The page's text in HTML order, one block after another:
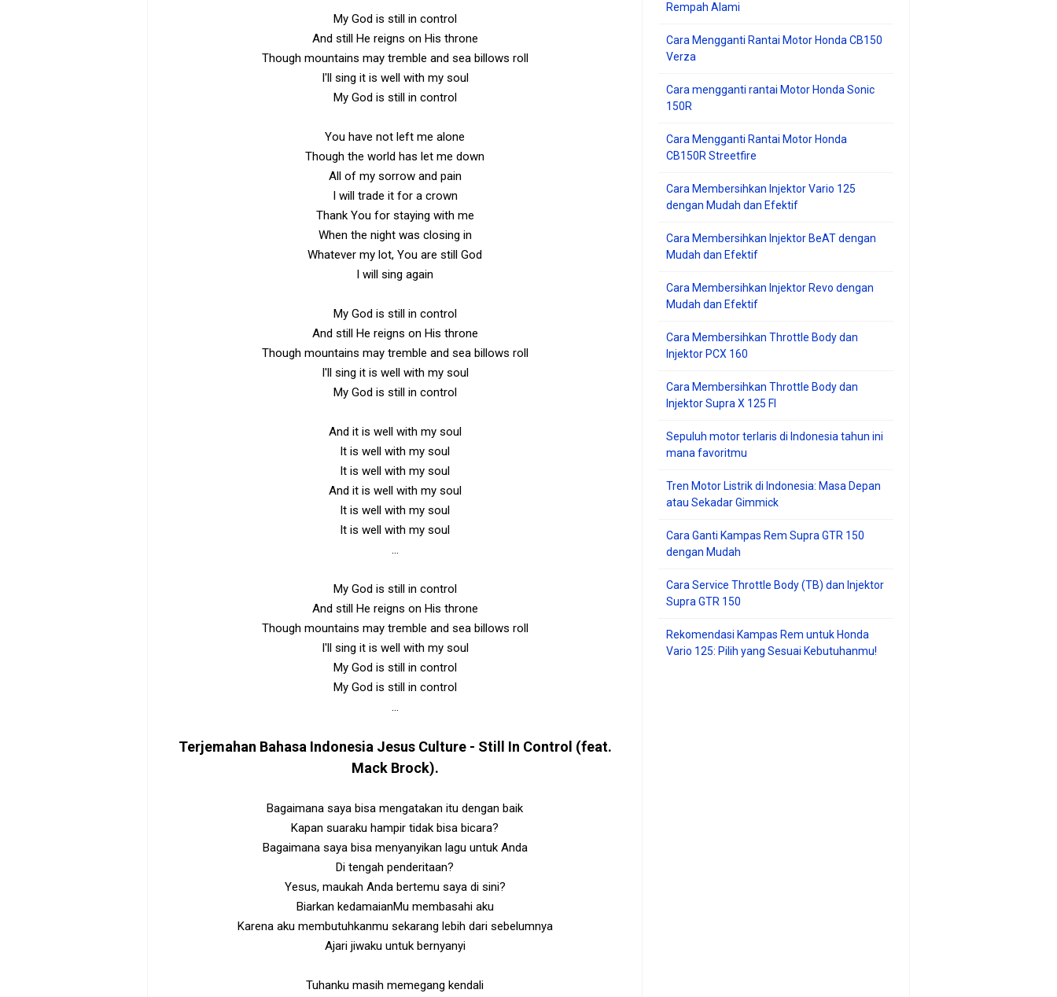
My God is still in control
And still He reigns on His throne
Though mountains may tremble and sea billows roll
I'll sing it is well with my soul
My God is still in control
You have not left me alone
Though the world has let me down
All of my sorrow and pain
I will trade it for a crown
Thank You for staying with me
When the night was closing in
Whatever my lot, You are still God
I will sing again
My God is still in control
And still He reigns on His throne
Though mountains may tremble and sea billows roll
I'll sing it is well with my soul
My God is still in control
And it is well with my soul
It is well with my soul
It is well with my soul
And it is well with my soul
It is well with my soul
It is well with my soul
...
My God is still in control
And still He reigns on His throne
Though mountains may tremble and sea billows roll
I'll sing it is well with my soul
My God is still in control
My God is still in control
...
Terjemahan Bahasa Indonesia Jesus Culture - Still In Control (feat.
Mack Brock).
Bagaimana saya bisa mengatakan itu dengan baik
Kapan suaraku hampir tidak bisa bicara?
Bagaimana saya bisa menyanyikan lagu untuk Anda
Di tengah penderitaan?
Yesus, maukah Anda bertemu saya di sini?
Biarkan kedamaianMu membasahi aku
Karena aku membutuhkanmu sekarang lebih dari sebelumnya
Ajari jiwaku untuk bernyanyi
Tuhanku masih memegang kendali
Rempah Alami
Cara Mengganti Rantai Motor Honda CB150
Verza
Cara mengganti rantai Motor Honda Sonic
150R
Cara Mengganti Rantai Motor Honda
CB150R Streetfire
Cara Membersihkan Injektor Vario 125
dengan Mudah dan Efektif
Cara Membersihkan Injektor BeAT dengan
Mudah dan Efektif
Cara Membersihkan Injektor Revo dengan
Mudah dan Efektif
Cara Membersihkan Throttle Body dan
Injektor PCX 160
Cara Membersihkan Throttle Body dan
Injektor Supra X 125 FI
Sepuluh motor terlaris di Indonesia tahun ini
mana favoritmu
Tren Motor Listrik di Indonesia: Masa Depan
atau Sekadar Gimmick
Cara Ganti Kampas Rem Supra GTR 150
dengan Mudah
Cara Service Throttle Body (TB) dan Injektor
Supra GTR 150
Rekomendasi Kampas Rem untuk Honda
Vario 125: Pilih yang Sesuai Kebutuhanmu!